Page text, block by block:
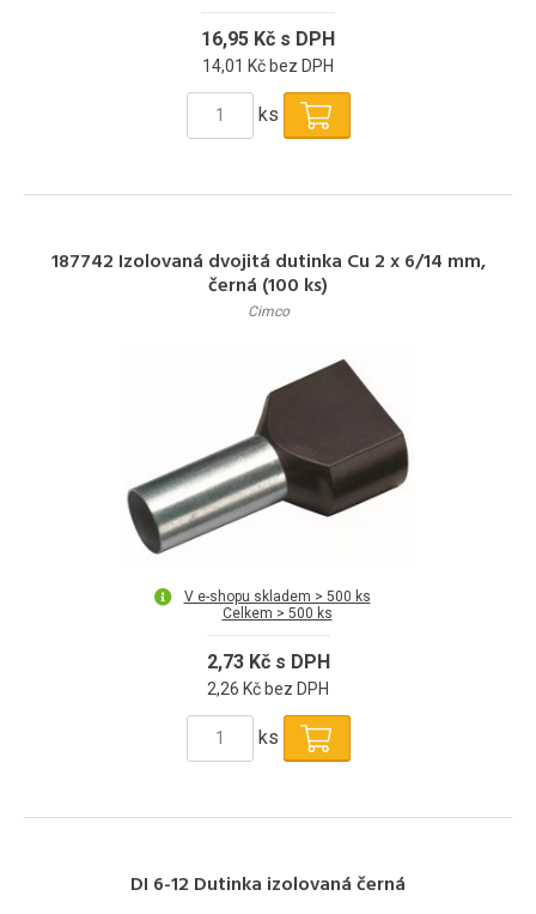
16,95 Kč s DPH
14,01 Kč bez DPH
ks
187742 Izolovaná dvojitá dutinka Cu 2 x 6/14 mm,
černá (100 ks)
Cimco
V e-shopu skladem > 500 ks
Celkem > 500 ks
2,73 Kč s DPH
2,26 Kč bez DPH
ks
DI 6-12 Dutinka izolovaná černá